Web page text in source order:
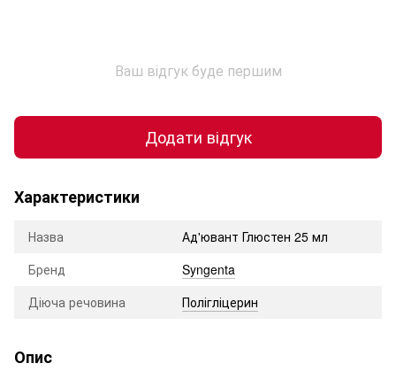
Ваш відгук буде першим
Додати відгук
Характеристики
Назва
Ад'ювант Глюстен 25 мл
Бренд
Syngenta
Діюча речовина
Полігліцерин
Опис